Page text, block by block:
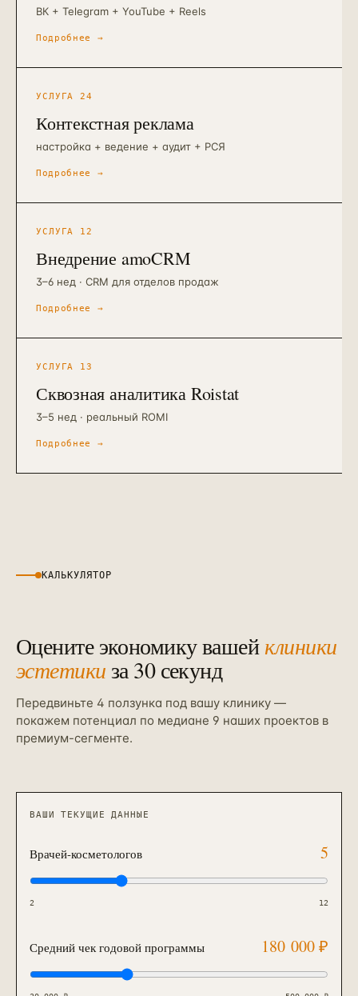
ВК + Telegram + YouTube + Reels
Подробнее →
УСЛУГА24
Контекстная реклама
настройка + ведение + аудит + РСЯ
Подробнее →
УСЛУГА 12
Внедрение amoCRM
3–6 нед · CRM для отделов продаж
Подробнее →
УСЛУГА 13
Сквозная аналитика Roistat
3–5 нед · реальный ROMI
Подробнее →
КАЛЬКУЛЯТОР
Оцените экономику вашейклиники
эстетикиза 30 секунд
Передвиньте 4 ползунка под вашу клинику —
покажем потенциал по медиане 9 наших проектов в
премиум-сегменте.
ВАШИ ТЕКУЩИЕ ДАННЫЕ
Врачей-косметологов 5
2 12
Средний чек годовой программы 180 000₽